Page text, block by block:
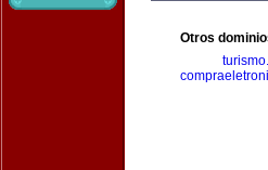
Otros